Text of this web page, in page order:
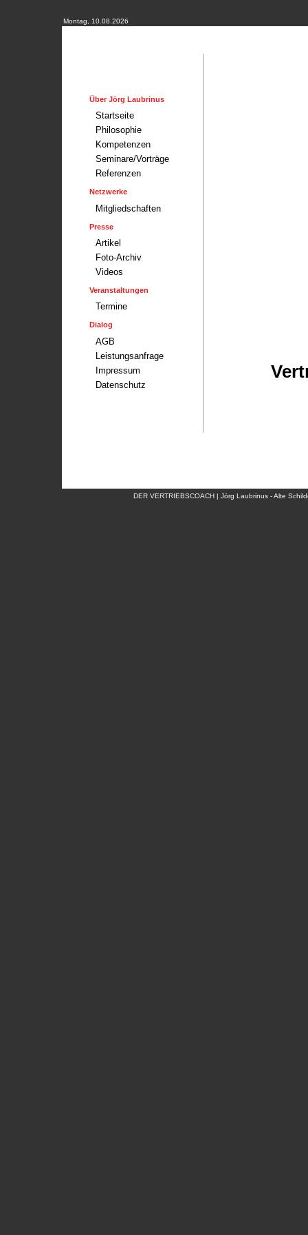
Montag, 10.08.2026
Über Jörg Laubrinus
Startseite
Philosophie
Kompetenzen
Seminare/Vorträge
Referenzen
Netzwerke
Mitgliedschaften
Presse
Artikel
Foto-Archiv
Videos
Veranstaltungen
Termine
Dialog
AGB
Leistungsanfrage
Impressum
Datenschutz
DER VERTRIEBSCOACH | Jörg Laubrinus - Alte